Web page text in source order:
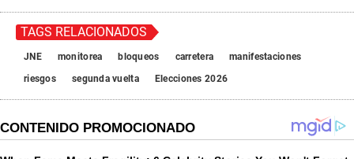
TAGS RELACIONADOS
JNE monitorea bloqueos carretera
manifestaciones
riesgos
segunda vuelta Elecciones 2026